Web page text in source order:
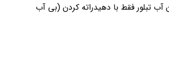
تبلور فقط با دهیدراته کردن (بی آب